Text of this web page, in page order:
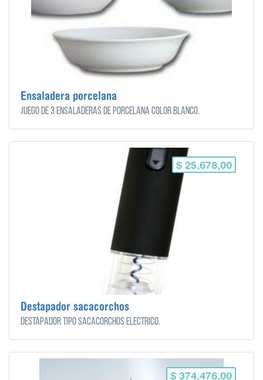
Ensaladera porcelana
Juego de 3 ensaladeras de porcelana color blanco.
$ 25,678,00
Destapador sacacorchos
Destapador tipo sacacorchos eléctrico.
$ 374,476,00